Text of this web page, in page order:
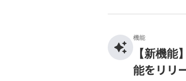
機能
【新機
能をリリ